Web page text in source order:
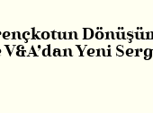
V&A’dan Yeni